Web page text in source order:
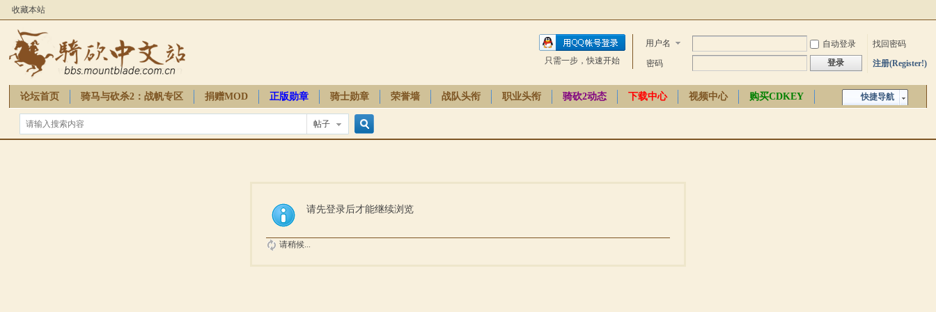
收藏本站
用户名 自动登录
找回密码
密码
登录 注册(Register!)
只需一步，快速开始
快捷导航
论坛首页 骑马与砍杀2：战帆专区 捐赠MOD 正版勋章 骑士勋章 荣誉墙 战队头衔 职业头衔 骑砍2动态 下载中心 视频中心
购买CDKEY
骑砍周边
帖子
索
请先登录后才能继续浏览
请稍候...